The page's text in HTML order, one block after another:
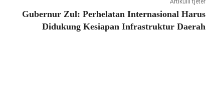
Artikulli tjetër
Gubernur Zul: Perhelatan Internasional Harus
Didukung Kesiapan Infrastruktur Daerah